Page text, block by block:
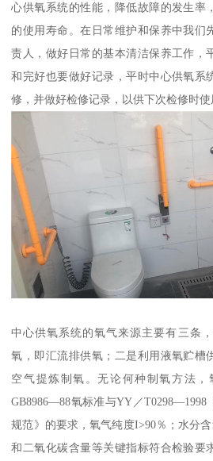
心供氧系统的性能，降低故障的发生率
的使用寿命。在日常维护和保养中我们
责人，做好日常的基本清洁保养工作，
和完好也要做好记录，平时中心供氧系
修，并做好检修记录，以供下次检修时使
中心供氧系统的氧气来源主要有三条
氧，即汇流排供氧；二是利用液氧贮槽
空气提炼制氧。无论何种制氧方法
GB8986—88氧标准与YY／T0298—1998
规范》的要求，氧气纯度I>90％；水分
和二氧化碳含量等关键指标符合检验要